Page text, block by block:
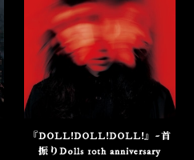
『DOLL!DOLL!DOLL!』~首
振りDolls 10th anniversary